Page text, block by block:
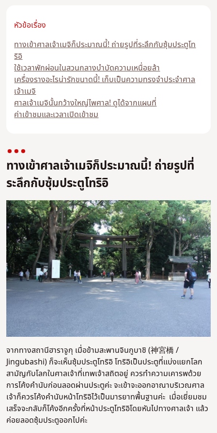
หัวข้อเรื่อง
ทางเข้าศาลเจ้าเมจิก็ประมาณนี้! ถ่ายรูปที่ระลึกกับซุ้มประตูโท
ริอิ
ใช้เวลาพักผ่อนในสวนกลางบำบัดความเหนื่อยล้า
เครื่องรางอะไรน่ารักขนาดนี้! เก็บเป็นความทรงจำประจำศาล
เจ้าเมจิ
ศาลเจ้าเมจินั้นกว้างใหญ่ไพศาล! ดูได้จากแผนที่
ค่าเข้าชมและเวลาเปิดเข้าชม
ทางเข้าศาลเจ้าเมจิก็ประมาณนี้! ถ่ายรูปที่
ระลึกกับซุ้มประตูโทริอิ
จากทางสถานีฮาราจูกุ เมื่อข้ามสะพานจินกูบาชิ (神宮橋 /
Jingubashi) ก็จะเห็นซุ้มประตูโทริอิ โทริอิเป็นประตูที่แบ่งแยกโลก
สามัญกับโลกในศาลเจ้าที่เทพเจ้าสถิตอยู่ ควรทำความเคารพด้วย
การโค้งคำนับก่อนลอดผ่านประตูค่ะ จะเข้าจะออกอาณาบริเวณศาล
เจ้าก็ควรโค้งคำนับหน้าโทริอิไว้เป็นมารยาทพื้นฐานค่ะ เมื่อเยี่ยมชม
เสร็จจะกลับก็โค้งอีกครั้งที่หน้าประตูโทริอิโดยหันไปทางศาลเจ้า แล้ว
ค่อยลอดซุ้มประตูออกไปค่ะ